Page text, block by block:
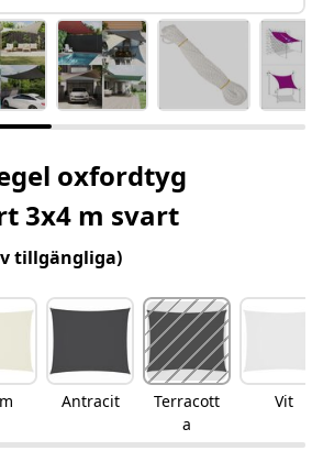
oxfordtyg
3x4 m svart
tillgängliga)
Antracit
Terracott
a
Vit